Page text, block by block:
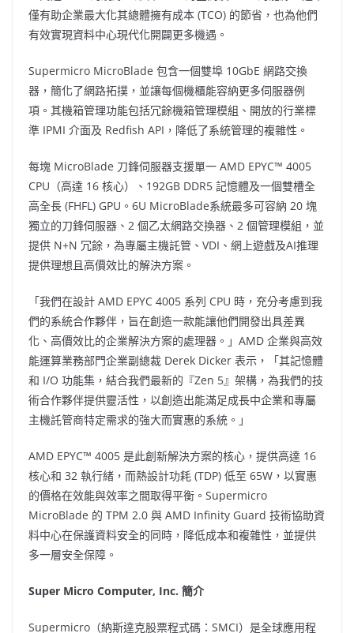
僅有助企業最大化其總體擁有成本 (TCO) 的節省，也為他們
有效實現資料中心現代化開闢更多機遇。
Supermicro MicroBlade 包含一個雙埠 10GbE 網路交換
器，簡化了網路拓撲，並讓每個機櫃能容納更多伺服器例
項。其機箱管理功能包括冗餘機箱管理模組、開放的行業標
準 IPMI 介面及 Redfish API，降低了系統管理的複雜性。
每塊 MicroBlade 刀鋒伺服器支援單一 AMD EPYC™ 4005
CPU（高達 16 核心）、192GB DDR5 記憶體及一個雙槽全
高全⾧ (FHFL) GPU。6U MicroBlade系統最多可容納 20 塊
獨立的刀鋒伺服器、2 個乙太網路交換器、2 個管理模組，並
提供 N+N 冗餘，為專屬主機託管、VDI、網上遊戲及AI推理
提供理想且高價效比的解決方案。
「我們在設計 AMD EPYC 4005 系列 CPU 時，充分考慮到我
們的系統合作夥伴，旨在創造一款能讓他們開發出具差異
化、高價效比的企業解決方案的處理器。」AMD 企業與高效
能運算業務部門企業副總裁 Derek Dicker 表示，「其記憶體
和 I/O 功能集，結合我們最新的『Zen 5』架構，為我們的技
術合作夥伴提供靈活性，以創造出能滿足成長中企業和專屬
主機託管商特定需求的強大而實惠的系統。」
AMD EPYC™ 4005 是此創新解決方案的核心，提供高達 16
核心和 32 執行緒，而熱設計功耗 (TDP) 低至 65W，以實惠
的價格在效能與效率之間取得平衡。Supermicro
MicroBlade 的 TPM 2.0 與 AMD Infinity Guard 技術協助資
料中心在保護資料安全的同時，降低成本和複雜性，並提供
多一層安全保障。
Super Micro Computer, Inc. 簡介
Supermicro（納斯達克股票程式碼：SMCI）是全球應用程